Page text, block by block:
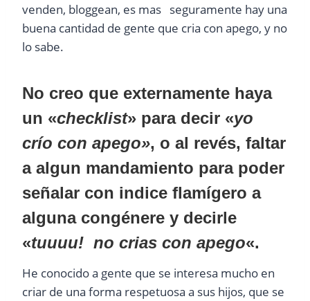
venden, bloggean, es mas seguramente hay una
buena cantidad de gente que cria con apego, y no
lo sabe.
No creo que externamente haya
un «checklist» para decir «yo
crío con apego», o al revés, faltar
a algun mandamiento para poder
señalar con indice flamígero a
alguna congénere y decirle
«tuuuu! no crias con apego«.
He conocido a gente que se interesa mucho en
criar de una forma respetuosa a sus hijos, que se